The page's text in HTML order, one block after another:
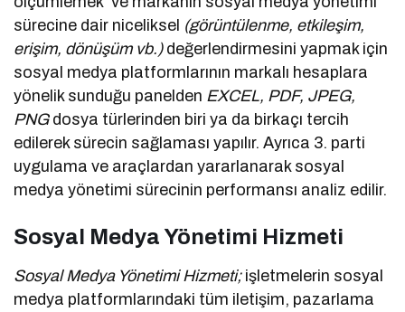
sürecine dair niceliksel (görüntülenme, etkileşim,
erişim, dönüşüm vb.)değerlendirmesini yapmak için
sosyal medya platformlarının markalı hesaplara
yönelik sunduğu panelden EXCEL, PDF, JPEG,
PNGdosya türlerinden biri ya da birkaçı tercih
edilerek sürecin sağlaması yapılır. Ayrıca 3. parti
uygulama ve araçlardan yararlanarak sosyal
medya yönetimi sürecinin performansı analiz edilir.
Sosyal Medya Yönetimi Hizmeti
Sosyal Medya Yönetimi Hizmeti;işletmelerin sosyal
medya platformlarındaki tüm iletişim, pazarlama